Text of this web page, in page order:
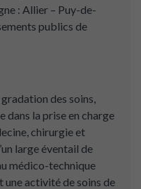
: Allier – Puy-de-
publics de
des soins,
dans la prise en charge
chirurgie et
large éventail de
médico-technique
une activité de soins de